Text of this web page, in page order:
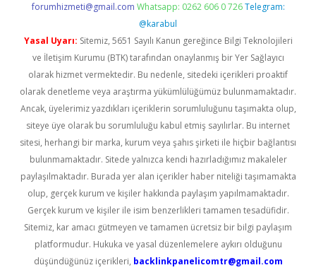
forumhizmeti@gmail.com Whatsapp: 0262 606 0 726 Telegram:
@karabul
Yasal Uyarı: Sitemiz, 5651 Sayılı Kanun gereğince Bilgi Teknolojileri
ve İletişim Kurumu (BTK) tarafından onaylanmış bir Yer Sağlayıcı
olarak hizmet vermektedir. Bu nedenle, sitedeki içerikleri proaktif
olarak denetleme veya araştırma yükümlülüğümüz bulunmamaktadır.
Ancak, üyelerimiz yazdıkları içeriklerin sorumluluğunu taşımakta olup,
siteye üye olarak bu sorumluluğu kabul etmiş sayılırlar. Bu internet
sitesi, herhangi bir marka, kurum veya şahıs şirketi ile hiçbir bağlantısı
bulunmamaktadır. Sitede yalnızca kendi hazırladığımız makaleler
paylaşılmaktadır. Burada yer alan içerikler haber niteliği taşımamakta
olup, gerçek kurum ve kişiler hakkında paylaşım yapılmamaktadır.
Gerçek kurum ve kişiler ile isim benzerlikleri tamamen tesadüfidir.
Sitemiz, kar amacı gütmeyen ve tamamen ücretsiz bir bilgi paylaşım
platformudur. Hukuka ve yasal düzenlemelere aykırı olduğunu
düşündüğünüz içerikleri, backlinkpanelicomtr@gmail.com